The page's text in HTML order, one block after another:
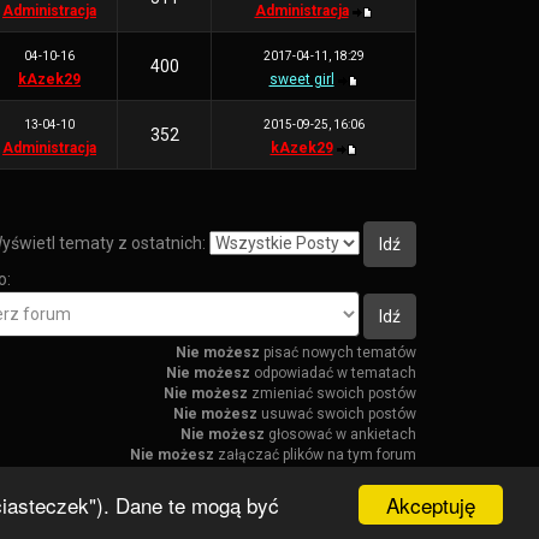
Akceptuję
Dane te mogą być
Administracja Administracja
04-10-16
kAzek29
400
2017-04-11, 18:29
sweet girl
13-04-10
Administracja
352
2015-09-25, 16:06
kAzek29
tematy z ostatnich:
Nie możesz pisać nowych tematów
Nie możesz odpowiadać w tematach
Nie możesz zmieniać swoich postów
Nie możesz usuwać swoich postów
Nie możesz głosować w ankietach
Nie możesz załączać plików na tym forum